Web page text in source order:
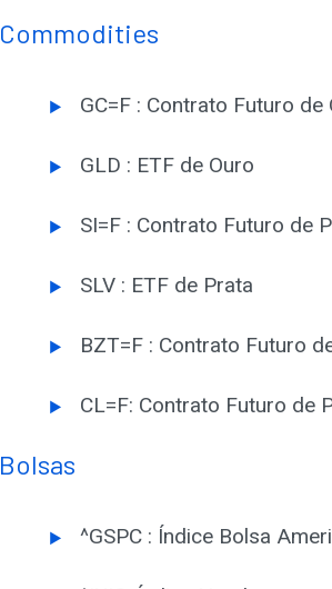
Commodities
GC=F : Contrato Futuro de
GLD : ETF de Ouro
SI=F : Contrato Futuro de
SLV : ETF de Prata
BZT=F : Contrato Futuro
CL=F: Contrato Futuro de
Bolsas
^GSPC : Índice Bolsa